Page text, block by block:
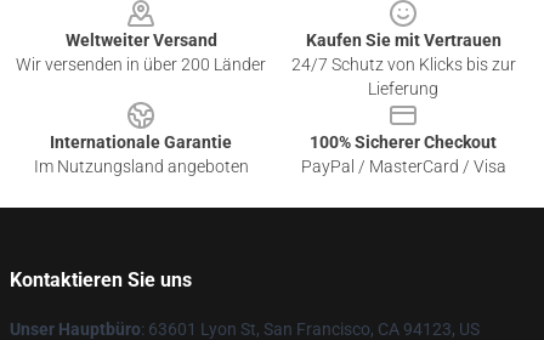
Weltweiter Versand
Wir versenden in über 200 Länder
Kaufen Sie mit Vertrauen
24/7 Schutz von Klicks bis zur
Lieferung
Internationale Garantie
Im Nutzungsland angeboten
100% Sicherer Checkout
PayPal / MasterCard / Visa
Kontaktieren Sie uns
Unser Hauptbüro: 63601 Lyon St, San Francisco, CA 94123, US